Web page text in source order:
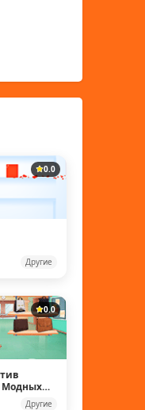
0.0
Другие
0.0
Модных
Другие